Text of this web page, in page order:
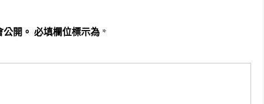
開。 必填欄位標示為 *